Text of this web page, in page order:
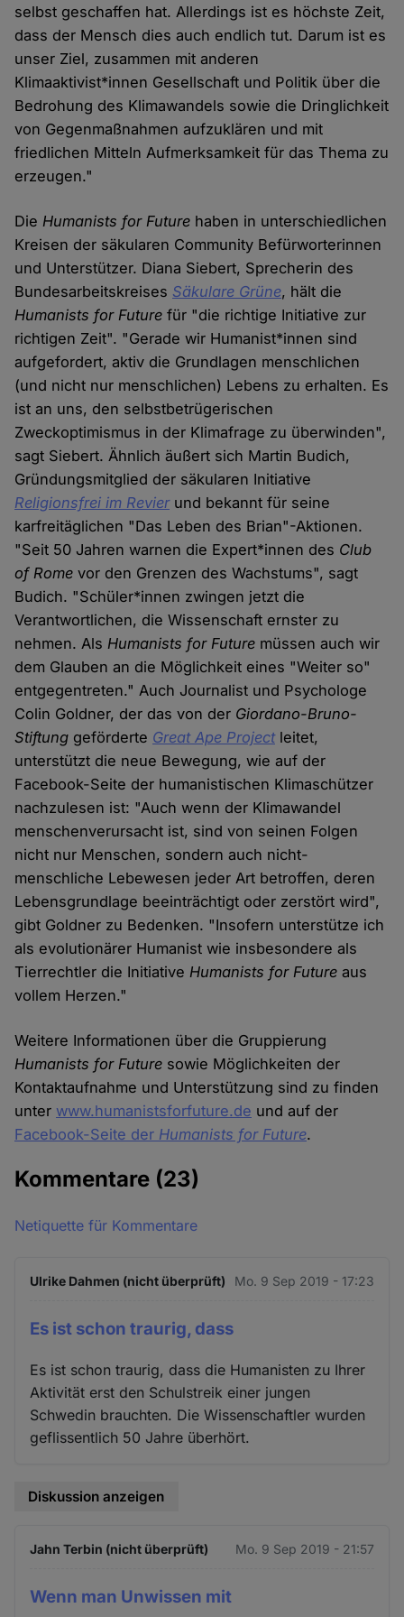
selbst geschaffen hat. Allerdings ist es höchste Zeit,
dass der Mensch dies auch endlich tut. Darum ist es
unser Ziel, zusammen mit anderen
Klimaaktivist*innen Gesellschaft und Politik über die
Bedrohung des Klimawandels sowie die Dringlichkeit
von Gegenmaßnahmen aufzuklären und mit
friedlichen Mitteln Aufmerksamkeit für das Thema zu
erzeugen."
DieHumanists for Future haben in unterschiedlichen
Kreisen der säkularen Community Befürworterinnen
und Unterstützer. Diana Siebert, Sprecherin des
Bundesarbeitskreises Säkulare Grüne, hält die
Humanists for Future für "die richtige Initiative zur
richtigen Zeit". "Gerade wir Humanist*innen sind
aufgefordert, aktiv die Grundlagen menschlichen
(und nicht nur menschlichen) Lebens zu erhalten. Es
ist an uns, den selbstbetrügerischen
Zweckoptimismus in der Klimafrage zu überwinden",
sagt Siebert. Ähnlich äußert sich Martin Budich,
Gründungsmitglied der säkularen Initiative
Religionsfrei im Revier und bekannt für seine
karfreitäglichen "Das Leben des Brian"-Aktionen.
"Seit 50 Jahren warnen die Expert*innen des Club
of Rome vor den Grenzen des Wachstums", sagt
Budich. "Schüler*innen zwingen jetzt die
Verantwortlichen, die Wissenschaft ernster zu
nehmen. AlsHumanists for Future müssen auch wir
dem Glauben an die Möglichkeit eines "Weiter so"
entgegentreten." Auch Journalist und Psychologe
Colin Goldner, der das von der Giordano-Bruno-
Stiftung geförderte Great Ape Projectleitet,
unterstützt die neue Bewegung, wie auf der
Facebook-Seite der humanistischen Klimaschützer
nachzulesen ist: "Auch wenn der Klimawandel
menschenverursacht ist, sind von seinen Folgen
nicht nur Menschen, sondern auch nicht-
menschliche Lebewesen jeder Art betroffen, deren
Lebensgrundlage beeinträchtigt oder zerstört wird",
gibt Goldner zu Bedenken. "Insofern unterstütze ich
als evolutionärer Humanist wie insbesondere als
Tierrechtler die InitiativeHumanists for Future aus
vollem Herzen."
Weitere Informationen über die Gruppierung
Humanists for Future sowie Möglichkeiten der
Kontaktaufnahme und Unterstützung sind zu finden
unter www.humanistsforfuture.de und auf der
Facebook-Seite der Humanists for Future.
Kommentare (23)
Netiquette für Kommentare
Ulrike Dahmen (nicht überprüft) Mo. 9 Sep 2019 - 17:23
Es ist schon traurig, dass
Es ist schon traurig, dass die Humanisten zu Ihrer
Aktivität erst den Schulstreik einer jungen
Schwedin brauchten. Die Wissenschaftler wurden
geflissentlich 50 Jahre überhört.
Diskussion anzeigen
Jahn Terbin (nicht überprüft) Mo. 9 Sep 2019 - 21:57
Wenn man Unwissen mit